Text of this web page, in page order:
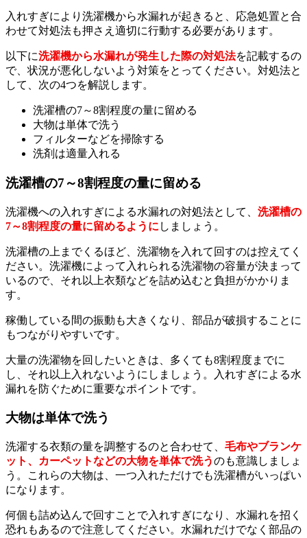
入れすぎにより洗濯機から水漏れが起きると、応急処置と合
わせて対処法も押さえ適切に行動する必要があります。
以下に洗濯機から水漏れが発生した際の対処法を記載するの
で、状況が悪化しないよう対策をとってください。対処法と
して、次の4つを解説します。
洗濯槽の7～8割程度の量に留める
大物は単体で洗う
フィルターなどを掃除する
洗剤は適量入れる
洗濯槽の7～8割程度の量に留める
洗濯機への入れすぎによる水漏れの対処法として、 洗濯槽の
7～8割程度の量に留めるように しましょう。
洗濯槽の上までくるほど、洗濯物を入れて回すのは控えてく
ださい。洗濯機によって入れられる洗濯物の容量が決まって
いるので、それ以上衣類などを詰め込むと負担がかかりま
す。
稼働している間の振動も大きくなり、部品が破損することに
もつながりやすいです。
大量の洗濯物を回したいときは、多くても8割程度までに
し、それ以上入れないようにしましょう。入れすぎによる水
漏れを防ぐために重要なポイントです。
大物は単体で洗う
洗濯する衣類の量を調整するのと合わせて、 毛布やブランケ
ット、カーペットなどの大物を単体で洗うのも意識しましょ
う。これらの大物は、一つ入れただけでも洗濯槽がいっぱい
になります。
何個も詰め込んで回すことで入れすぎになり、水漏れを招く
恐れもあるので注意してください。水漏れだけでなく部品の